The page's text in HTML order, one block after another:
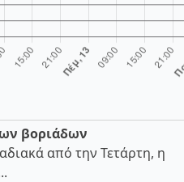
βοριάδων
από την Τετάρτη, η